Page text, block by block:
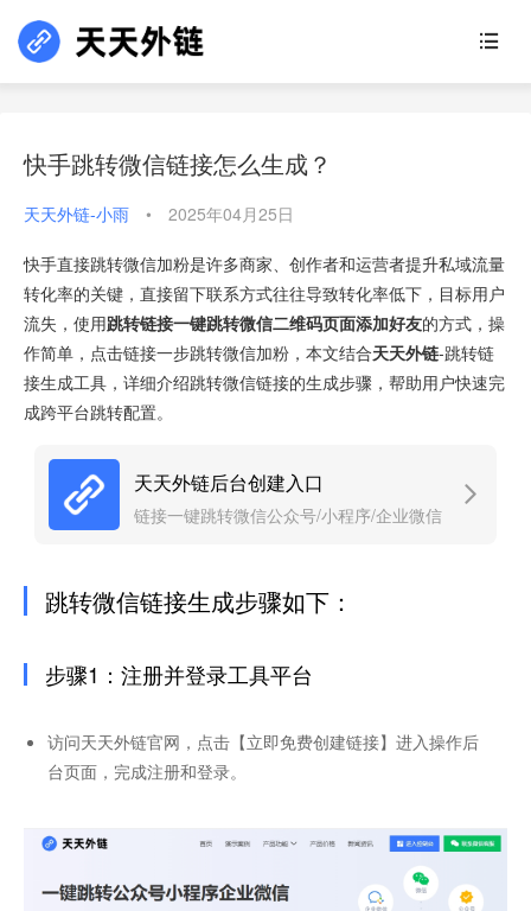
快手跳转微信链接怎么生成？
天天外链-小雨 • 2025年04月25日
快手直接跳转微信加粉是许多商家、创作者和运营者提升私域流量
转化率的关键，直接留下联系方式往往导致转化率低下，目标用户
流失，使用跳转链接一键跳转微信二维码页面添加好友的方式，操
作简单，点击链接一步跳转微信加粉，本文结合天天外链-跳转链
接生成工具，详细介绍跳转微信链接的生成步骤，帮助用户快速完
成跨平台跳转配置。
天天外链后台创建入口
链接一键跳转微信公众号/小程序/企业微信
跳转微信链接生成步骤如下：
步骤1：注册并登录工具平台
访问天天外链官网，点击【立即免费创建链接】进入操作后
台页面，完成注册和登录。